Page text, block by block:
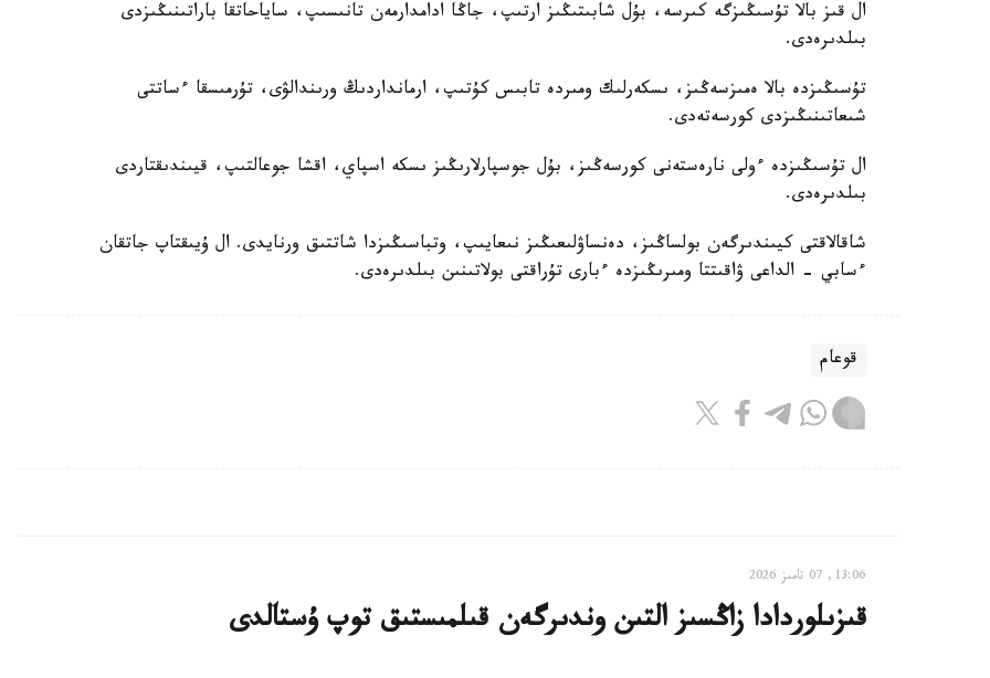
ال قىز بالا تۇسىڭىزگە كىرسە، بۇل شابىتىڭىز ارتىپ، جاڭا ادامدارمەن تانىسىپ، ساياحاتقا باراتىنىڭىزدى
بىلدىرەدى.
تۇسىڭىزدە بالا ەمىزسەڭىز، ىسكەرلىك ومىردە تابىس كۇتىپ، ارمانداردىڭ ورىندالۋى، تۇرمىسقا ءساتتى
شىعاتىنىڭىزدى كورسەتەدى.
ال تۇسىڭىزدە ءولى نارەستەنى كورسەڭىز، بۇل جوسپارلارىڭىز ىسكە اسپاي، اقشا جوعالتىپ، قيىندىقتاردى
بىلدىرەدى.
شاقالاقتى كيىندىرگەن بولساڭىز، دەنساۋلىعىڭىز نىعايىپ، وتباسىڭىزدا شاتتىق ورنايدى. ال ۇيىقتاپ جاتقان
ءسابي - الداعى ۋاقىتتا ومىرىڭىزدە ءبارى تۇراقتى بولاتىنىن بىلدىرەدى.
قوعام
13:06, 07 تامىز 2026
قىزىلوردادا زاڭسىز التىن وندىرگەن قىلمىستىق توپ ۇستالدى